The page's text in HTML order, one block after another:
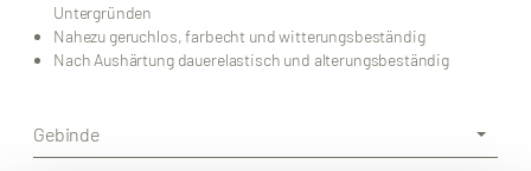
Untergründen
Nahezu geruchlos, farbecht und witterungsbeständig
Nach Aushärtung dauerelastisch und alterungsbeständig
Gebinde